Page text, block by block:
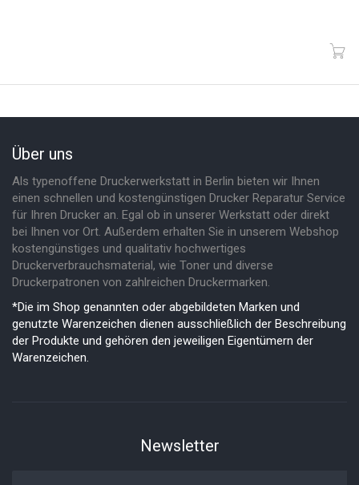
Über uns
Als typenoffene Druckerwerkstatt in Berlin bieten wir Ihnen
einen schnellen und kostengünstigen Drucker Reparatur Service
für Ihren Drucker an. Egal ob in unserer Werkstatt oder direkt
bei Ihnen vor Ort. Außerdem erhalten Sie in unserem Webshop
kostengünstiges und qualitativ hochwertiges
Druckerverbrauchsmaterial, wie Toner und diverse
Druckerpatronen von zahlreichen Druckermarken.
*Die im Shop genannten oder abgebildeten Marken und
genutzte Warenzeichen dienen ausschließlich der Beschreibung
der Produkte und gehören den jeweiligen Eigentümern der
Warenzeichen.
Newsletter